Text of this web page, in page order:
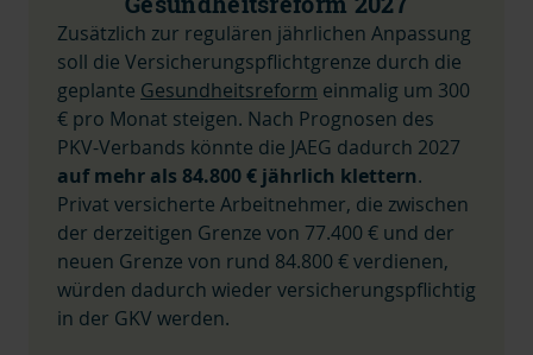
Zusätzlich zur regulären jährlichen Anpassung
soll die Versicherungspflichtgrenze durch die
geplante Gesundheitsreform einmalig um 300
€ pro Monat steigen. Nach Prognosen des
PKV-Verbands könnte die JAEG dadurch 2027
auf mehr als 84.800 € jährlich klettern.
Privat versicherte Arbeitnehmer, die zwischen
der derzeitigen Grenze von 77.400 € und der
neuen Grenze von rund 84.800 € verdienen,
würden dadurch wieder versicherungspflichtig
in der GKV werden.